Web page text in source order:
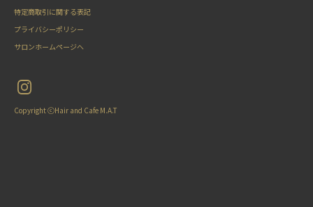
特定商取引に関する表記
プライバシーポリシー
サロンホームページへ
Copyright ⓒHair and Cafe M.A.T